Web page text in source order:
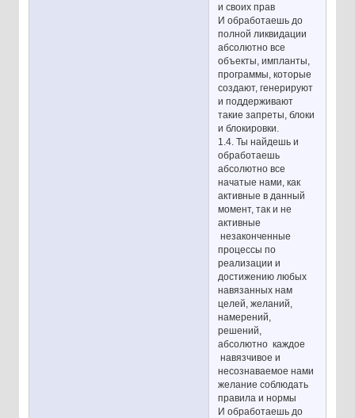
и своих прав
И обработаешь до
полной ликвидации
абсолютно все
объекты, импланты,
программы, которые
создают, генерируют
и поддерживают
такие запреты, блоки
и блокировки.
1.4. Ты найдешь и
обработаешь
абсолютно все
начатые нами, как
активные в данный
момент, так и не
активные
незаконченные
процессы по
реализации и
достижению любых
навязанных нам
целей, желаний,
намерений,
решений,
абсолютно каждое
навязчивое и
несознаваемое нами
желание соблюдать
правила и нормы
И обработаешь до